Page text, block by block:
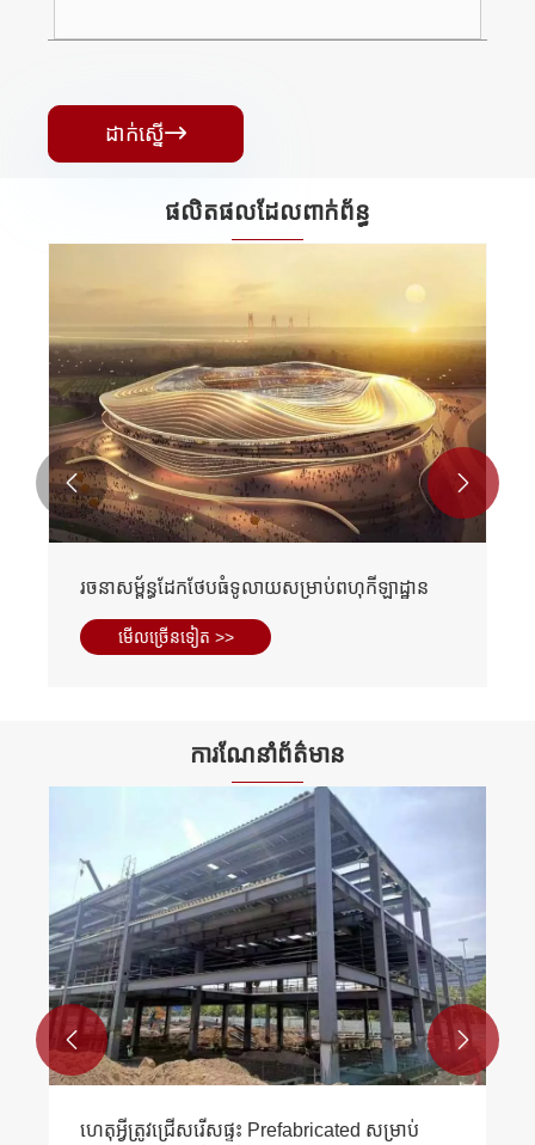
ដាក់ស្នើ
ផលិតផលដែលពាក់ព័ន្ធ
រចនាសម្ព័ន្ធដែកថែបធំទូលាយសម្រាប់ពហុកីឡាដ្ឋាន
មើល​ច្រើន​ទៀត >>
 
ការណែនាំព័ត៌មាន
ហេតុអ្វីត្រូវជ្រើសរើសផ្ទះ Prefabricated សម្រាប់
 